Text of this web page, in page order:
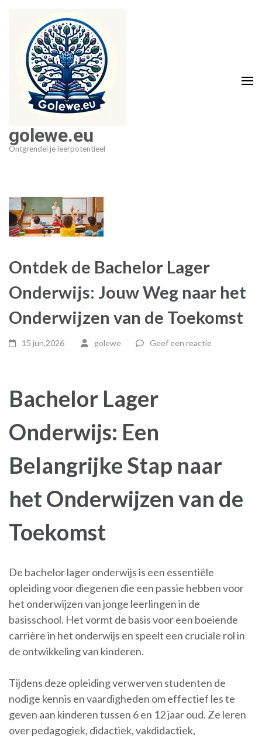
inhoud
golewe.eu
Ontgrendel je leerpotentieel
Ontdek de Bachelor Lager
Onderwijs: Jouw Weg naar het
Onderwijzen van de Toekomst
15 jun,2026 golewe Geef een reactie
Bachelor Lager
Onderwijs: Een
Belangrijke Stap naar
het Onderwijzen van de
Toekomst
De bachelor lager onderwijs is een essentiële
opleiding voor diegenen die een passie hebben voor
het onderwijzen van jonge leerlingen in de
basisschool. Het vormt de basis voor een boeiende
carrière in het onderwijs en speelt een cruciale rol in
de ontwikkeling van kinderen.
Tijdens deze opleiding verwerven studenten de
nodige kennis en vaardigheden om effectief les te
geven aan kinderen tussen 6 en 12 jaar oud. Ze leren
over pedagogiek, didactiek, vakdidactiek,